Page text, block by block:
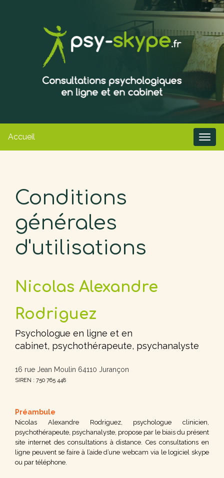
Accueil
Conditions
générales
d'utilisations
Nicolas Alexandre
Rodriguez
Psychologue en ligne et en
cabinet, psychothérapeute, psychanalyste
16 rue Jean Moulin 64110 Jurançon
SIREN : 750 765 448
Préambule
Nicolas Alexandre Rodriguez, psychologue clinicien,
psychothérapeute, psychanalyste, propose par le biais du présent
site internet des consultations à distance. Ces consultations en
ligne peuvent se faire à l’aide d’une webcam via le logiciel skype
ou par téléphone.